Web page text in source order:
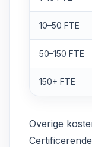
10–50 FTE
50–150 FTE
150+ FTE
Overige